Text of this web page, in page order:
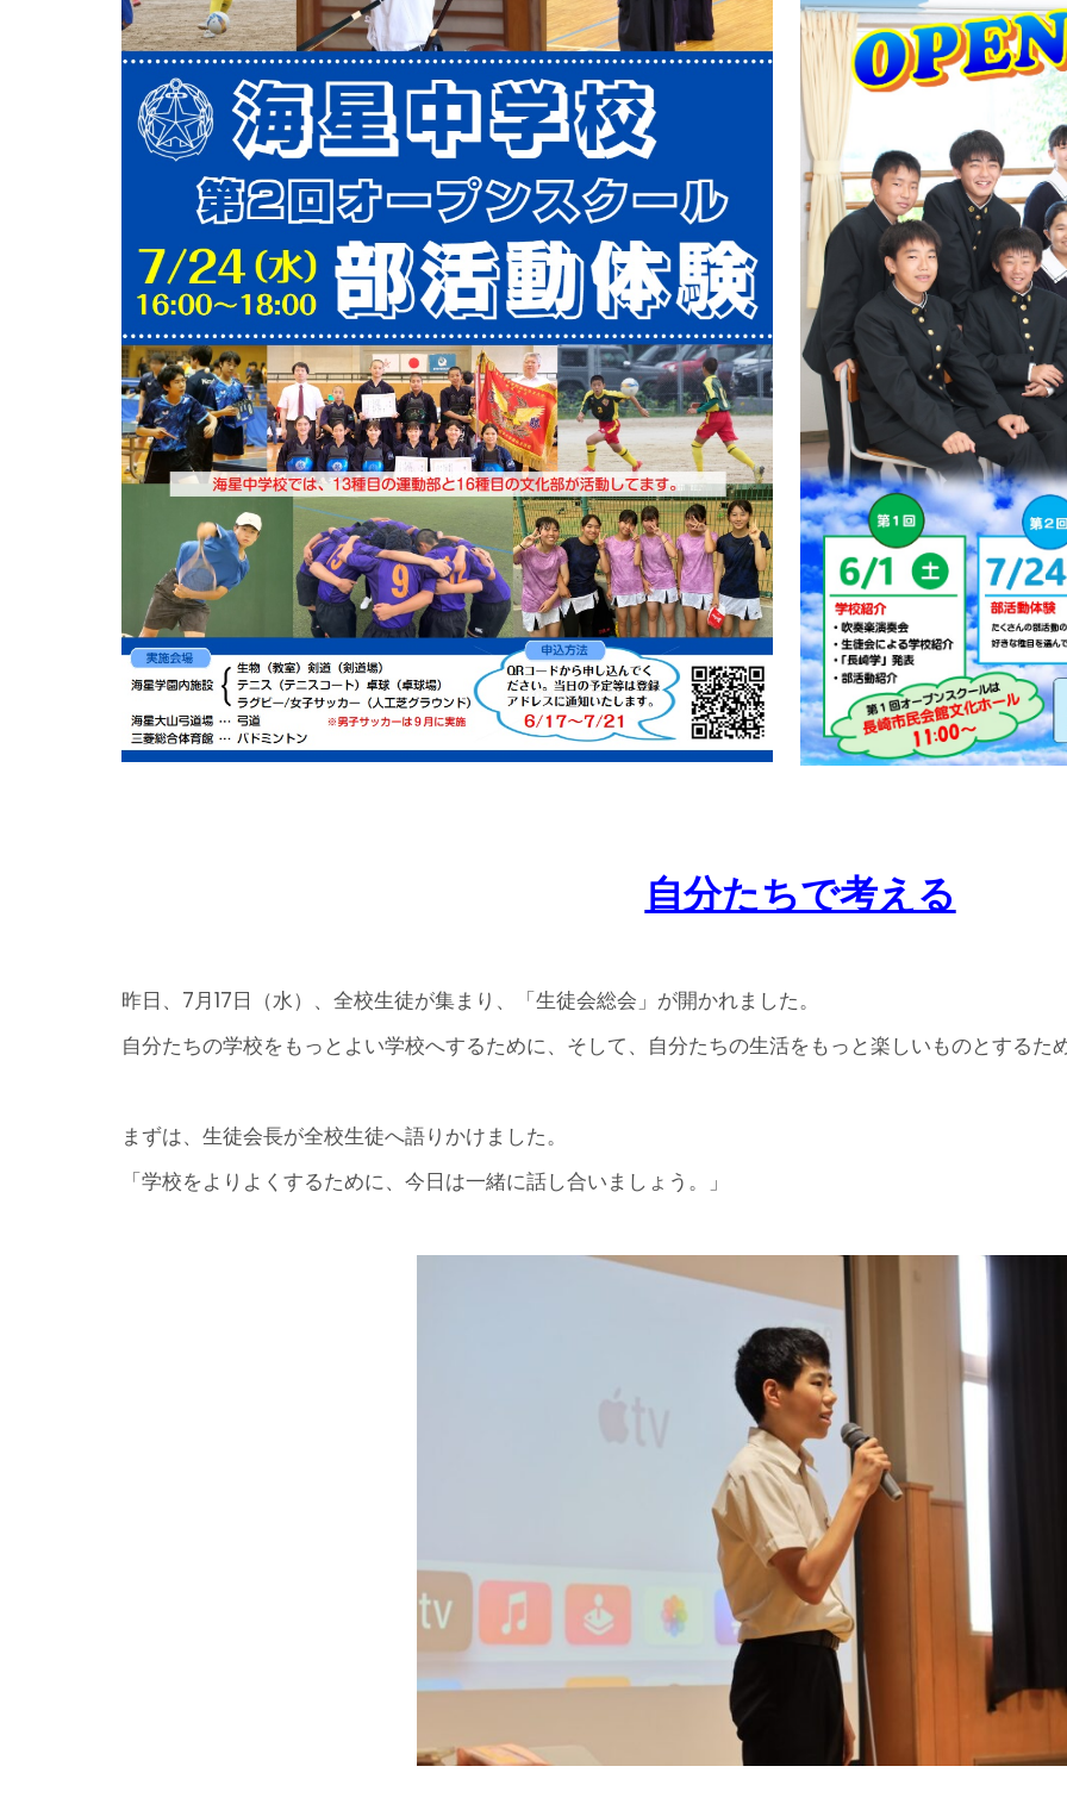
自分たちで考える
昨日、7月17日（水）、全校生徒が集まり、「生徒会総会」が開かれました。
自分たちの学校をもっとよい学校へするために、そして、自分たちの生活をもっと楽しいものとする
まずは、生徒会長が全校生徒へ語りかけました。
「学校をよりよくするために、今日は一緒に話し合いましょう。」